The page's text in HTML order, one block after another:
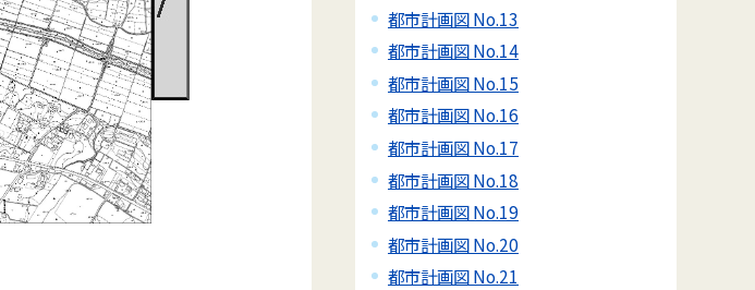
都市計画図 No.13
都市計画図 No.14
都市計画図 No.15
都市計画図 No.16
都市計画図 No.17
都市計画図 No.18
都市計画図 No.19
都市計画図 No.20
都市計画図 No.21